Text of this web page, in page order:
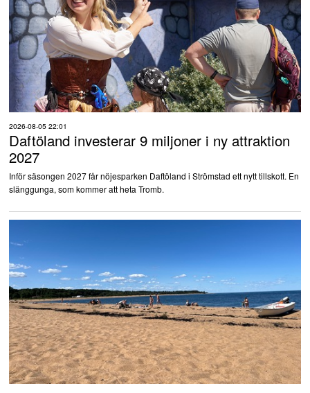
2026-08-05 22:01
Daftöland investerar 9 miljoner i ny attraktion
2027
Inför säsongen 2027 får nöjesparken Daftöland i Strömstad ett nytt tillskott. En
slänggunga, som kommer att heta Tromb.